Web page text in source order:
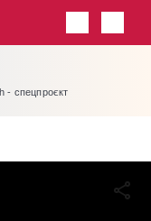
- спецпроєкт